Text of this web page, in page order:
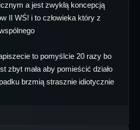
a jest zwykłą koncepcją
II WŚ! i to człowieka który z
to pomyślcie 20 razy bo
zbyt mała aby pomieścić działo
brzmią strasznie idiotycznie